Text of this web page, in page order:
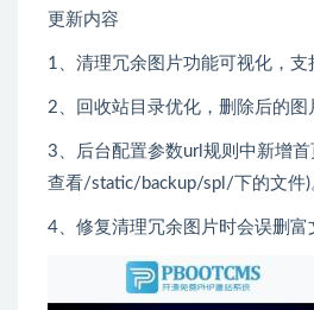
更新内容
1、清理冗余图片功能可视化，支
2、回收站目录优化，删除后的图
3、后台配置参数url规则中新增
查看/static/backup/spl/下的文件)
4、修复清理冗余图片时会误删富